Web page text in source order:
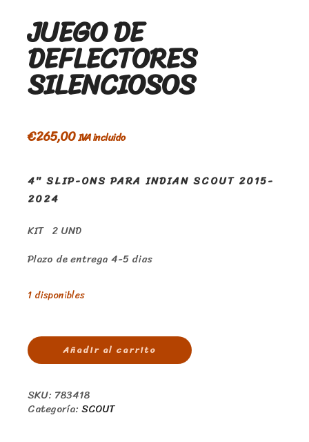
JUEGO DE
DEFLECTORES
SILENCIOSOS
€265,00IVA incluido
4″ SLIP-ONS PARA INDIAN SCOUT 2015-
2024
KIT 2 UND
Plazo de entrega 4-5 dias
1 disponibles
Añadir al carrito
SKU: 783418
Categoría:SCOUT